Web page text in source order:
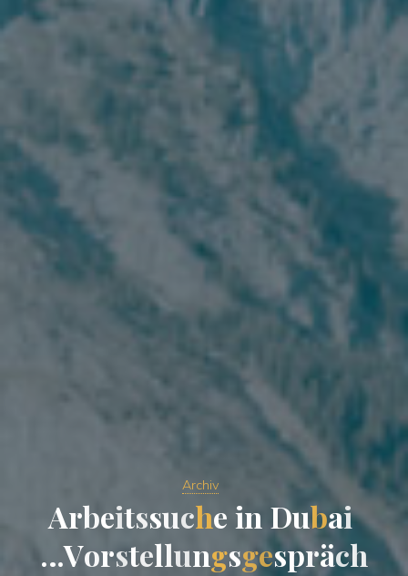
Archiv
Arbeitssuche in Dubai
…Vorstellungsgespräch